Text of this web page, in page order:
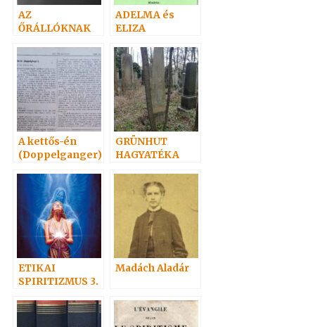
AZ
ŐRÁLLÓKNAK
ADELMA és
ELIZA
A kettős-én
(Doppelganger)
GRÜNHUT
HAGYATÉKA
ETIKAI
SPIRITIZMUS 3.
ALÁZATOSSÁGR
Madách Aladár